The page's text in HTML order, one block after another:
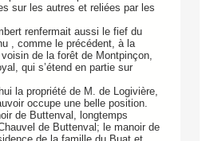
sur les autres et reliées par les
renfermait aussi le fief du
, comme le précédent, à la
de la forêt de Montpinçon,
qui s’étend en partie sur
la propriété de M. de Logivière,
occupe une belle position.
de Buttenval, longtemps
de Buttenval; le manoir de